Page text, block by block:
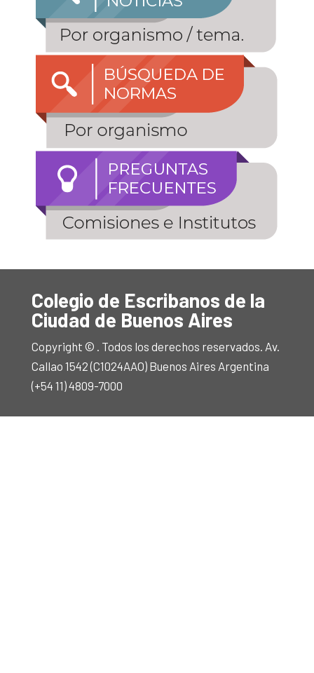
Colegio de Escribanos de la
Ciudad de Buenos Aires
Copyright © . Todos los derechos reservados. Av.
Callao 1542 (C1024AAO) Buenos Aires Argentina
(+54 11) 4809-7000